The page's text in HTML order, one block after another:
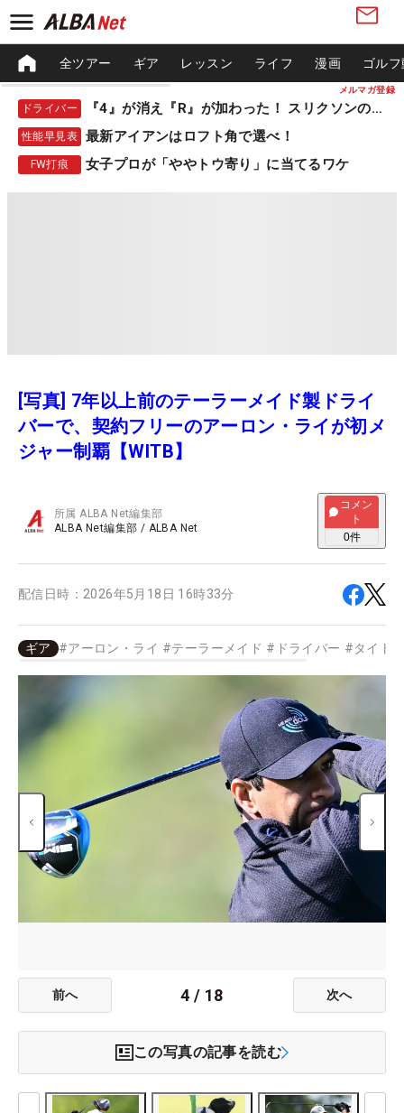
メルマガ登録
全ツアー ギア レッスン ライフ 漫画 ゴル
ドライバー 『4』が消え『R』が加わった！ スリクソンの新作
性能早見表 最新アイアンはロフト角で選べ！
FW打痕 女子プロが「ややトウ寄り」に当てるワケ
[写真] 7年以上前のテーラーメイド製ドライ
バーで、契約フリーのアーロン・ライが初メ
ジャー制覇【WITB】
所属ALBA Net編集部
ALBA Net編集部 / ALBA Net
コメン
ト
0件
配信日時： 2026年5月18日 16時33分
ギア #アーロン・ライ #テーラーメイド # ドライバー #タイト
前へ 4 / 18 次へ
この写真の記事を読む